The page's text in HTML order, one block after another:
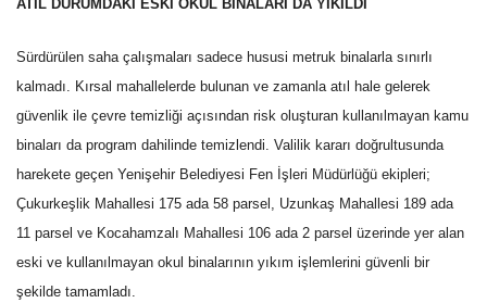
ATIL DURUMDAKİ ESKİ OKUL BİNALARI DA YIKILDI
Sürdürülen saha çalışmaları sadece hususi metruk binalarla sınırlı
kalmadı. Kırsal mahallelerde bulunan ve zamanla atıl hale gelerek
güvenlik ile çevre temizliği açısından risk oluşturan kullanılmayan kamu
binaları da program dahilinde temizlendi. Valilik kararı doğrultusunda
harekete geçen Yenişehir Belediyesi Fen İşleri Müdürlüğü ekipleri;
Çukurkeşlik Mahallesi 175 ada 58 parsel, Uzunkaş Mahallesi 189 ada
11 parsel ve Kocahamzalı Mahallesi 106 ada 2 parsel üzerinde yer alan
eski ve kullanılmayan okul binalarının yıkım işlemlerini güvenli bir
şekilde tamamladı.